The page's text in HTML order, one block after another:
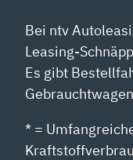
Bei ntv
Leasing-
Es gibt
* =